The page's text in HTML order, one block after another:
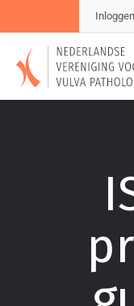
Inloggen